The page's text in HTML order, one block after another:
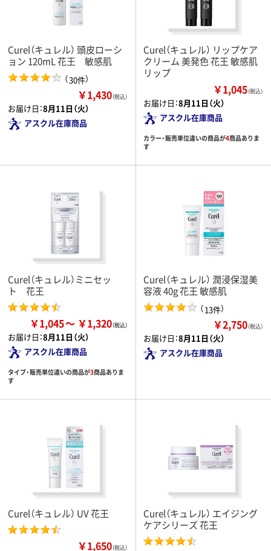
Curel（キュレル） 頭皮ローシ
ョン 120mL 花王 敏感肌
（30件）
￥1,430（税込）
お届け日：8月11日（火）
アスクル在庫商品
Curel（キュレル） リップケア
クリーム 美発色 花王 敏感肌
リップ
￥1,045（税込）
お届け日：8月11日（火）
アスクル在庫商品
カラー・販売単位違いの商品が4商品ありま
す
Curel（キュレル）ミニセッ
ト 花王
￥1,045 ￥1,320
お届け日：8月11日（火）
アスクル在庫商品
タイプ・販売単位違いの商品が3商品ありま
す
Curel（キュレル） 潤浸保湿美
容液 40g 花王 敏感肌
（13件）
￥2,750（税込）
お届け日：8月11日（火）
アスクル在庫商品
Curel（キュレル） UV 花王
￥1,650（税込）
Curel（キュレル） エイジング
ケアシリーズ 花王